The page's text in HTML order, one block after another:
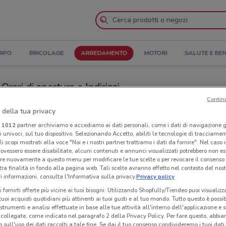
BRICOLAGE ARREDAMENTO MOTORI SALUTE E
di apertura e Indirizzi
Negozi Creo Kitchen a Torre del Greco
della tua privacy
1012partner archiviamo e accediamo ai dati personali, come i dati di navigazione
sul tuo dispositivo. Selezionando Accetto, abiliti le tecnologie di
scopi mostrati alla voce "Noi e i nostri partner trattiamo i dati da fornire". Nel caso
essere disabilitate, alcuni contenuti e annunci visualizzati potrebbero non
nuovamente a questo menu per modificare le tue scelte o per revocare il
finalità in fondo alla pagina web. Tali scelte avranno effetto nel contesto del
informazioni, consulta l'Informativa sulla privacy.Privacy policy
fornirti offerte più vicine ai tuoi bisogni: Utilizzando Shopfully/Tiendeo puoi
acquisti quotidiani più attinenti ai tuoi gusti e al tuo mondo. Tutto questo è
e analisi effettuate in base alle tue attività all'interno dell'applicazione e
come indicato nel paragrafo 2 della Privacy Policy. Per fare questo,
sull'uso dei dati raccolti a tale fine. Se dai il tuo consenso condivideremo i tuoi dati